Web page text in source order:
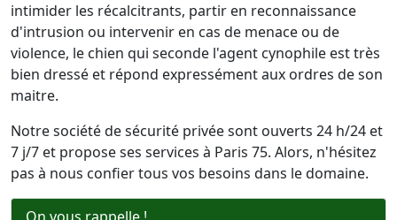
intimider les récalcitrants, partir en reconnaissance
d'intrusion ou intervenir en cas de menace ou de
violence, le chien qui seconde l'agent cynophile est très
bien dressé et répond expressément aux ordres de son
maitre.
Notre société de sécurité privée sont ouverts 24 h/24 et
7 j/7 et propose ses services à Paris 75. Alors, n'hésitez
pas à nous confier tous vos besoins dans le domaine.